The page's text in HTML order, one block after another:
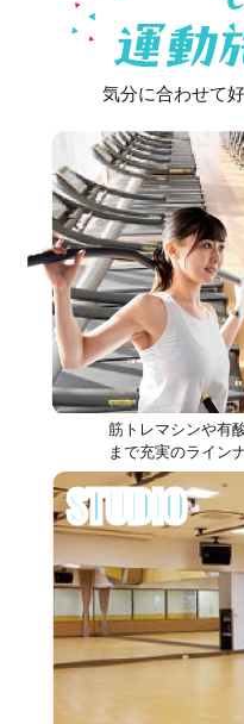
気分に合わせて
筋トレマシンや有
まで充実のラインナ
STUDIO